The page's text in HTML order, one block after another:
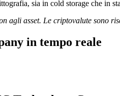
sia in cold storage che in
agli asset. Le criptovalute sono
in tempo reale